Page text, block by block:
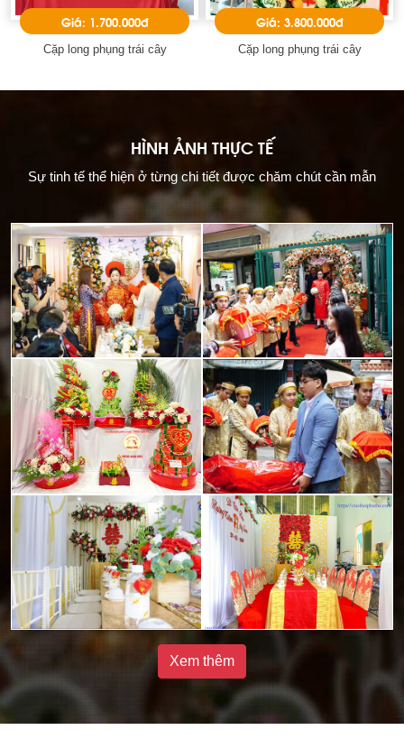
Giá: 1.700.000đ
Cặp long phụng trái cây
Giá: 3.800.000đ
Cặp long phụng trái cây
HÌNH ẢNH THỰC TẾ
Sự tinh tế thể hiện ở từng chi tiết được chăm chút cần mẫn
Xem thêm